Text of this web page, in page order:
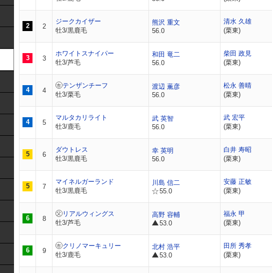
2 2
ジークカイザー
牡3/黒鹿毛
熊沢 重文
56.0
清水 久雄
(栗東)
3 3
ホワイトスナイパー
牡3/芦毛
和田 竜二
56.0
柴田 政見
(栗東)
4 4
テンザンチーフ
牡3/栗毛
渡辺 薫彦
56.0
松永 善晴
(栗東)
4 5
マルタカリライト
牡3/鹿毛
武 英智
56.0
武 宏平
(栗東)
5 6
ダウトレス
牡3/黒鹿毛
幸 英明
56.0
白井 寿昭
(栗東)
5 7
マイネルガーランド
牡3/黒鹿毛
川島 信二
55.0
安藤 正敏
(栗東)
6 8
リアルウィングス
牡3/芦毛
高野 容輔
53.0
福永 甲
(栗東)
6 9
クリノマーキュリー
牡3/鹿毛
北村 浩平
53.0
田所 秀孝
(栗東)